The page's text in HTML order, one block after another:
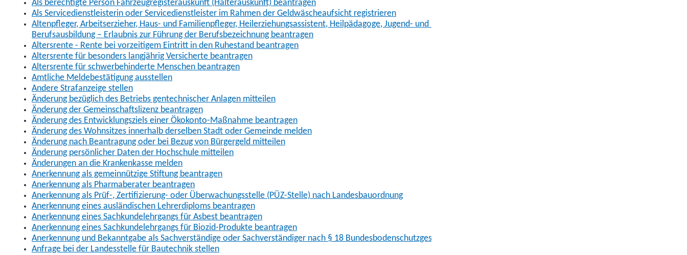
Als berechtigte Person Fahrzeugregisterauskunft (Halterauskunft) beantragen
Als Servicedienstleisterin oder Servicedienstleister im Rahmen der Geldwäscheaufsicht registrieren
Altenpfleger, Arbeitserzieher, Haus- und Familienpfleger, Heilerziehungsassistent, Heilpädagoge, Jugend- und Heimerzieher, Sozialarbeiter, Sozialpädagoge mit ausländischer
Berufsausbildung – Erlaubnis zur Führung der Berufsbezeichnung beantragen
Altersrente - Rente bei vorzeitigem Eintritt in den Ruhestand beantragen
Altersrente für besonders langjährig Versicherte beantragen
Altersrente für schwerbehinderte Menschen beantragen
Amtliche Meldebestätigung ausstellen
Andere Strafanzeige stellen
Änderung bezüglich des Betriebs gentechnischer Anlagen mitteilen
Änderung der Gemeinschaftslizenz beantragen
Änderung des Entwicklungsziels einer Ökokonto-Maßnahme beantragen
Änderung des Wohnsitzes innerhalb derselben Stadt oder Gemeinde melden
Änderung nach Beantragung oder bei Bezug von Bürgergeld mitteilen
Änderung persönlicher Daten der Hochschule mitteilen
Änderungen an die Krankenkasse melden
Anerkennung als gemeinnützige Stiftung beantragen
Anerkennung als Pharmaberater beantragen
Anerkennung als Prüf-, Zertifizierung- oder Überwachungsstelle (PÜZ-Stelle) nach Landesbauordnung
Anerkennung eines ausländischen Lehrerdiploms beantragen
Anerkennung eines Sachkundelehrgangs für Asbest beantragen
Anerkennung eines Sachkundelehrgangs für Biozid-Produkte beantragen
Anerkennung und Bekanntgabe als Sachverständige oder Sachverständiger nach § 18 Bundesbodenschutzgesetz
Anfrage bei der Landesstelle für Bautechnik stellen